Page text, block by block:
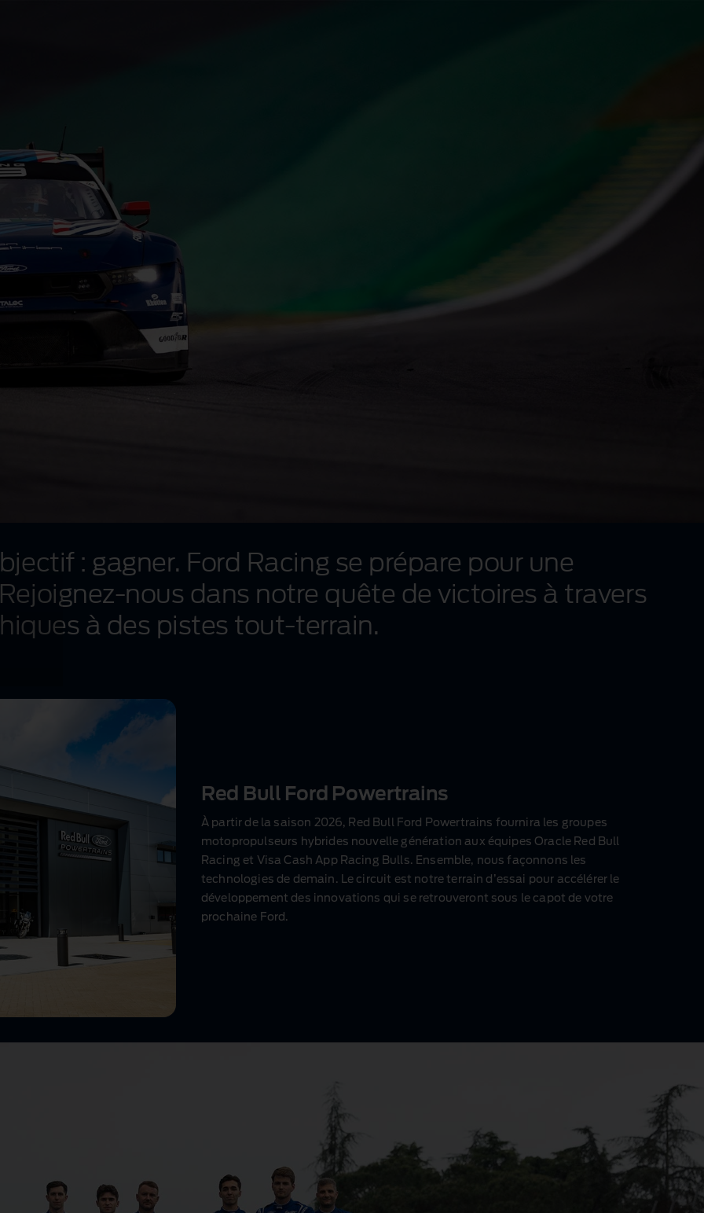
: gagner. Ford Racing se prépare pour une
dans notre quête de victoires à travers
à des pistes tout‑terrain.
Red Bull Ford Powertrains
À partir de la saison 2026, Red Bull Ford Powertrains fournira les groupes
motopropulseurs hybrides nouvelle génération aux équipes Oracle Red Bull
Racing et Visa Cash App Racing Bulls. Ensemble, nous façonnons les
technologies de demain. Le circuit est notre terrain d’essai pour accélérer le
développement des innovations qui se retrouveront sous le capot de votre
prochaine Ford.